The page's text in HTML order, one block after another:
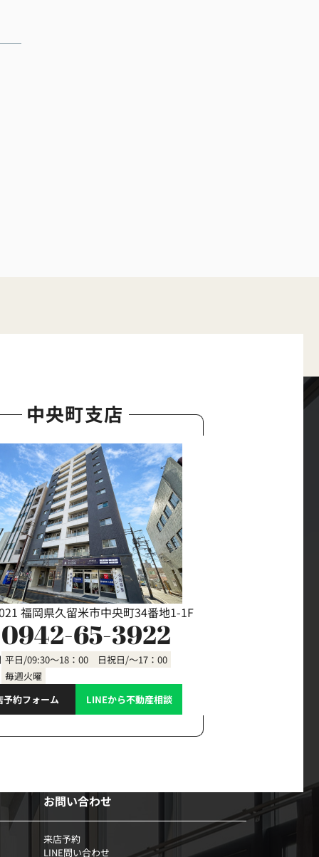
中央町支店
福岡県久留米市中央町34番地1-1F
0942-65-3922
平日/09:30～18：00 日祝日/～17：00
毎週火曜
予約フォーム
LINEから不動産相談
お問い合わせ
来店予約
LINE問い合わせ